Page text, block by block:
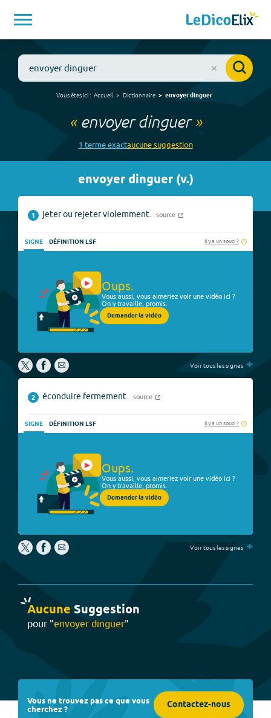
Vous êtes ici : Accueil Dictionnaire envoyer dinguer
« envoyer dinguer»
1 termeexactaucunesuggestion
envoyer dinguer(v.)
1 jeter ou rejeter violemment. source
SIGNE DÉFINITION LSF Il y a un souci ?
Oups.
Vous aussi, vous aimeriez voir une vidéo ici ?
On y travaille, promis.
Demander la vidéo
Voir tous les signes +
2 éconduire fermement. source
SIGNE DÉFINITION LSF Il y a un souci ?
Oups.
Vous aussi, vous aimeriez voir une vidéo ici ?
On y travaille, promis.
Demander la vidéo
Voir tous les signes +
Aucune Suggestion
pour "envoyer dinguer"
Vous ne trouvez pas ce que vous
cherchez ? Contactez-nous